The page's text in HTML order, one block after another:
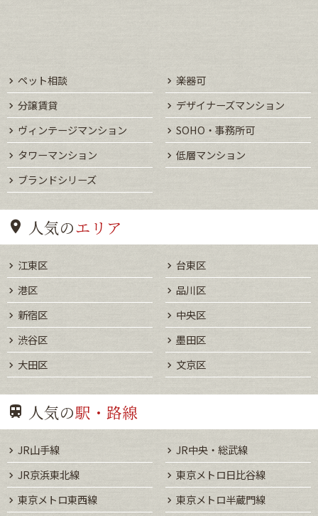
ペット相談
楽器可
分譲賃貸
デザイナーズマンション
ヴィンテージマンション
SOHO・事務所可
タワーマンション
低層マンション
ブランドシリーズ
人気のエリア
江東区
台東区
港区
品川区
新宿区
中央区
渋谷区
墨田区
大田区
文京区
人気の駅・路線
JR山手線
JR中央・総武線
JR京浜東北線
東京メトロ日比谷線
東京メトロ東西線
東京メトロ半蔵門線